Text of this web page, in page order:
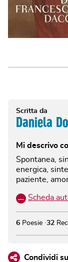
Scritta da
Daniela
Mi descrivo
Spontanea,
energica,
paziente,
… Scheda
6 Poesie 32
Condividi su